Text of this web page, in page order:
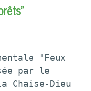
"Feux
par le
Chaise-Dieu